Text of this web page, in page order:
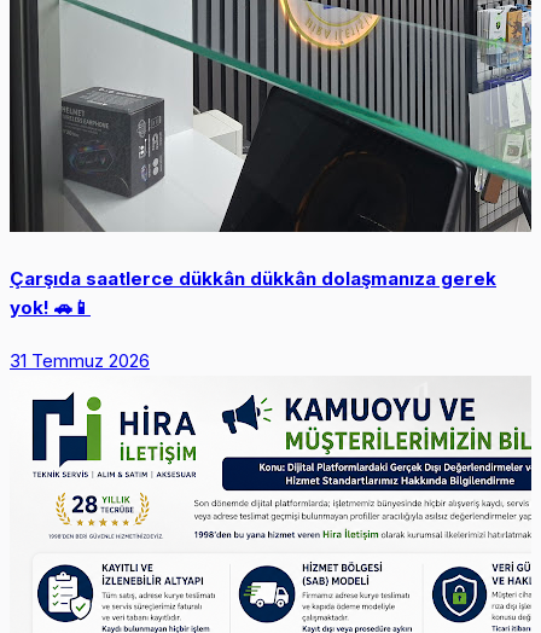
Çarşıda saatlerce dükkân dükkân dolaşmanıza gerek
yok! 🚗📱
31 Temmuz 2026